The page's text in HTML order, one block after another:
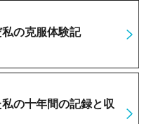
の克服体験記
の十年間の記録と収